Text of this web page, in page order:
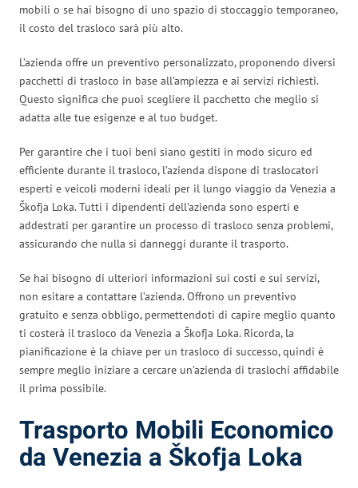
mobili o se hai bisogno di uno spazio di stoccaggio temporaneo,
il costo del trasloco sarà più alto.
L’azienda offre un preventivo personalizzato, proponendo diversi
pacchetti di trasloco in base all’ampiezza e ai servizi richiesti.
Questo significa che puoi scegliere il pacchetto che meglio si
adatta alle tue esigenze e al tuo budget.
Per garantire che i tuoi beni siano gestiti in modo sicuro ed
efficiente durante il trasloco, l’azienda dispone di traslocatori
esperti e veicoli moderni ideali per il lungo viaggio da Venezia a
Škofja Loka. Tutti i dipendenti dell’azienda sono esperti e
addestrati per garantire un processo di trasloco senza problemi,
assicurando che nulla si danneggi durante il trasporto.
Se hai bisogno di ulteriori informazioni sui costi e sui servizi,
non esitare a contattare l’azienda. Offrono un preventivo
gratuito e senza obbligo, permettendoti di capire meglio quanto
ti costerà il trasloco da Venezia a Škofja Loka. Ricorda, la
pianificazione è la chiave per un trasloco di successo, quindi è
sempre meglio iniziare a cercare un’azienda di traslochi affidabile
il prima possibile.
Trasporto Mobili Economico
da Venezia a Škofja Loka